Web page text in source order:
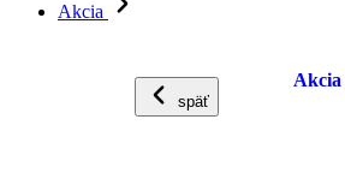
Akcia
späť
Akcia